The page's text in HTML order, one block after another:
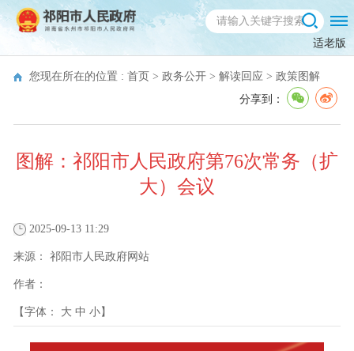
适老版
您现在所在的位置 : 首页 > 政务公开 > 解读回应 > 政策图解
分享到：
图解：祁阳市人民政府第76次常务（扩
大）会议
2025-09-13 11:29
来源： 祁阳市人民政府网站
作者：
【字体： 大 中 小】